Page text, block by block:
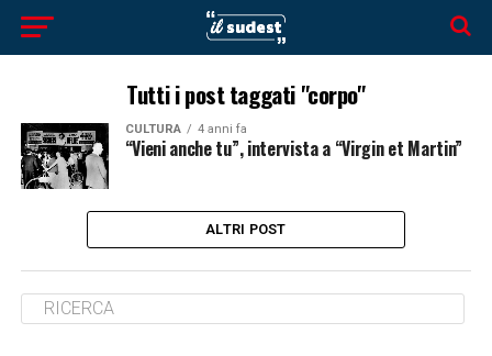
Tutti i post taggati "corpo"
CULTURA 4 anni fa
“Vieni anche tu”, intervista a “Virgin et Martin”
ALTRI POST